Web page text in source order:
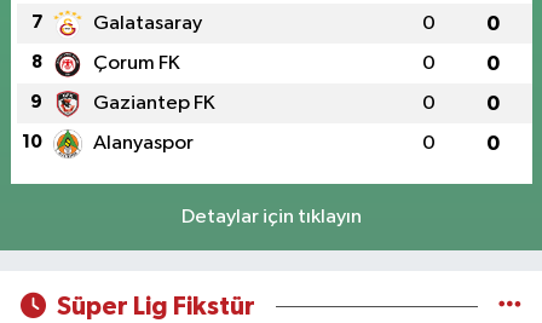
7 Galatasaray 0 0
8 Çorum FK 0 0
9 Gaziantep FK 0 0
10 Alanyaspor 0 0
Detaylar için tıklayın
Süper Lig Fikstür